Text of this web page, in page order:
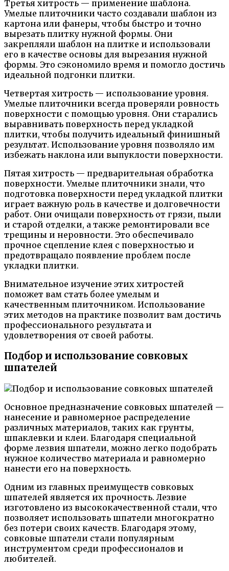
Третья хитрость — применение шаблона.
Умелые плиточники часто создавали шаблон из
картона или фанеры, чтобы быстро и точно
вырезать плитку нужной формы. Они
закрепляли шаблон на плитке и использовали
его в качестве основы для вырезания нужной
формы. Это сэкономило время и помогло достичь
идеальной подгонки плитки.
Четвертая хитрость — использование уровня.
Умелые плиточники всегда проверяли ровность
поверхности с помощью уровня. Они старались
выравнивать поверхность перед укладкой
плитки, чтобы получить идеальный финишный
результат. Использование уровня позволяло им
избежать наклона или выпуклости поверхности.
Пятая хитрость — предварительная обработка
поверхности. Умелые плиточники знали, что
подготовка поверхности перед укладкой плитки
играет важную роль в качестве и долговечности
работ. Они очищали поверхность от грязи, пыли
и старой отделки, а также ремонтировали все
трещины и неровности. Это обеспечивало
прочное сцепление клея с поверхностью и
предотвращало появление проблем после
укладки плитки.
Внимательное изучение этих хитростей
поможет вам стать более умелым и
качественным плиточником. Использование
этих методов на практике позволит вам достичь
профессионального результата и
удовлетворения от своей работы.
Подбор и использование совковых
шпателей
Основное предназначение совковых шпателей —
нанесение и равномерное распределение
различных материалов, таких как грунты,
шпаклевки и клеи. Благодаря специальной
форме лезвия шпатели, можно легко подобрать
нужное количество материала и равномерно
нанести его на поверхность.
Одним из главных преимуществ совковых
шпателей является их прочность. Лезвие
изготовлено из высококачественной стали, что
позволяет использовать шпатели многократно
без потери своих качеств. Благодаря этому,
совковые шпатели стали популярным
инструментом среди профессионалов и
любителей.